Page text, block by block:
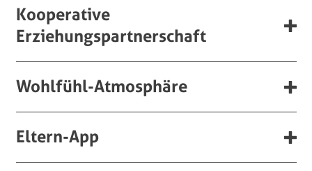
Kooperative
Erziehungspartnerschaft
Wohlfühl-Atmosphäre
Eltern-App